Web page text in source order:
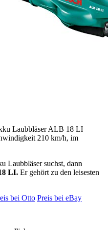
Laubbläser ALB 18 LI
210 km/h, im
Laubbläser suchst, dann
LI. Er gehört zu den leisesten
bei Otto Preis bei eBay